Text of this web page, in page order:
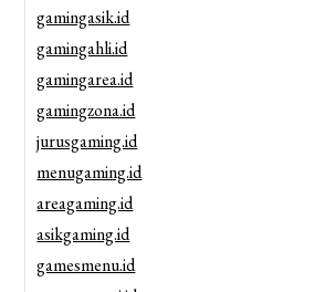
gamingasik.id
gamingahli.id
gamingarea.id
gamingzona.id
jurusgaming.id
menugaming.id
areagaming.id
asikgaming.id
gamesmenu.id